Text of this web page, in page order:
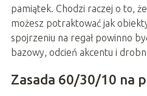
pamiątek. Chodzi raczej o to,
możesz potraktować jak
spojrzeniu na regał powinno
bazowy, odcień akcentu i
Zasada 60/30/10 na